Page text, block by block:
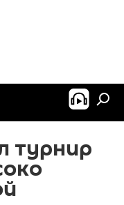
турнир